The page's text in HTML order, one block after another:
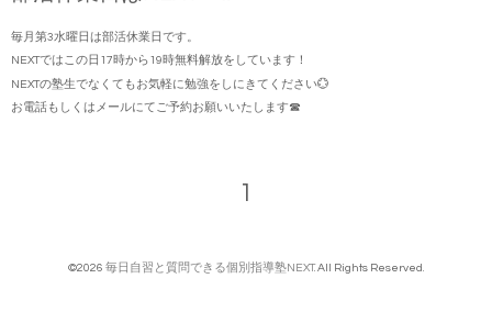
毎月第3水曜日は部活休業日です。
NEXTではこの日17時から19時無料解放をしています！
NEXTの塾生でなくてもお気軽に勉強をしにきてください💮
お電話もしくはメールにてご予約お願いいたします☎
1
©2026 毎日自習と質問できる個別指導塾NEXT. All Rights Reserved.